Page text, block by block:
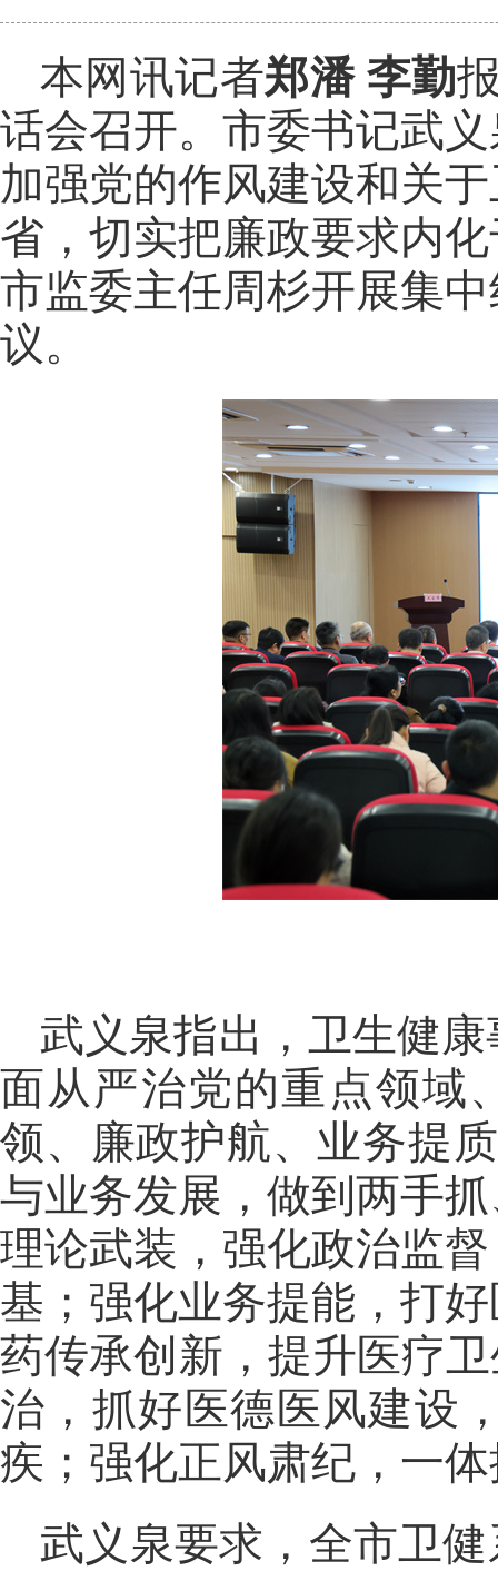
本网讯记者郑潘 李勤
话会召开。市委书记武
加强党的作风建设和关
省，切实把廉政要求内
市监委主任周杉开展集
议。
武义泉指出，卫生健
面从严治党的重点领域
领、廉政护航、业务提
与业务发展，做到两手
理论武装，强化政治监
基；强化业务提能，打
药传承创新，提升医疗
治，抓好医德医风建设
疾；强化正风肃纪，一
武义泉要求，全市卫